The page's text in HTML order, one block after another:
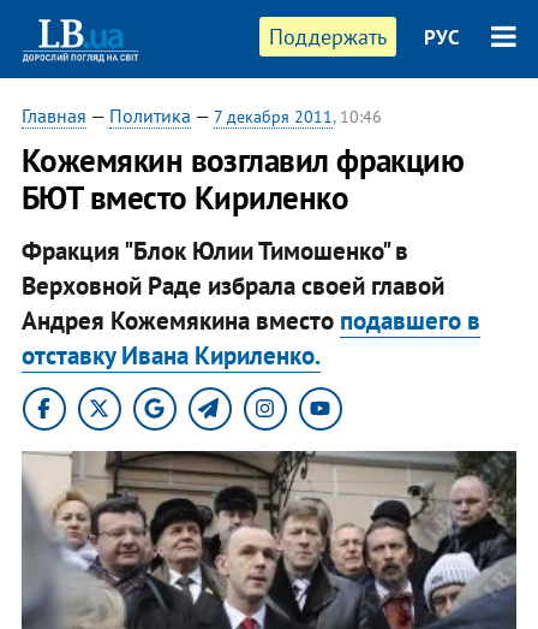
Поддержать РУС
Главная — Политика — 7 декабря 2011, 10:46
Кожемякин возглавил фракцию
БЮТ вместо Кириленко
Фракция "Блок Юлии Тимошенко" в
Верховной Раде избрала своей главой
Андрея Кожемякина вместо подавшего в
отставку Ивана Кириленко.